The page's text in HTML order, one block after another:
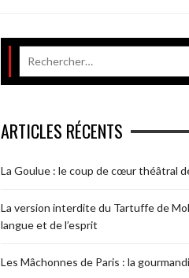
ARTICLES RÉCENTS
La Goulue : le coup de cœur théâtral
La version interdite du Tartuffe de
langue et de l’esprit
Les Mâchonnes de Paris : la